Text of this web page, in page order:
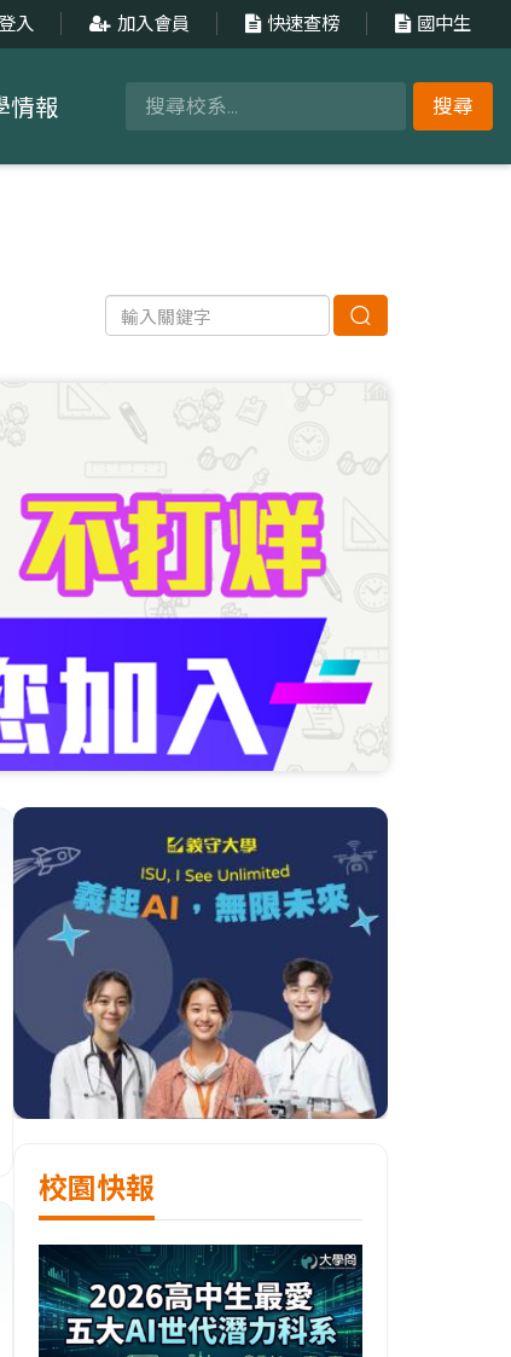
入 加入會員 快速查榜 國中生
搜尋
情報
校園快報